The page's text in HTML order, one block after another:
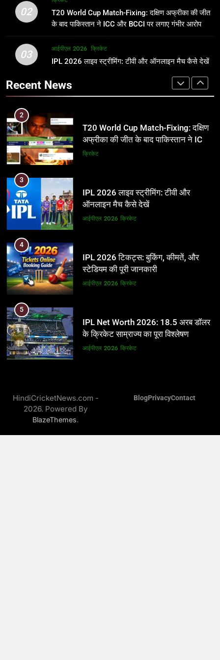
उम्र, परिवार, करियर और शादी से जुड़ी हर
जानकारी
क्रिकेट
2
T20 World Cup Match-Fixing: दक्षिण
3
IPL 2026 लाइव स्ट्रीमिंग: टीवी और
ऑनलाइन मैच कैसे देखें
आईपीएल 2026
4
IPL 2026 टिकट्स: बुकिंग, कीमतें, और
स्टेडियम की पूरी जानकारी
आईपीएल 2026 क्रिकेट
5
IPL Net Worth 2026: 18.5 अरब डॉलर
के क्रिकेट साम्राज्य का पूरा विश्लेषण
आईपीएल 2026 क्रिकेट
6
IPL टीम के मालिक: फ्रेंचाइजी के पीछे की
असली ताकत
आईपीएल 2026 क्रिकेट
विस्तृत विश्लेषण (2008-2026)
क्रिकेट
8
02
T20 World Cup Match-Fixing: दक्षिण अफ्रीका की जीत
के बाद पाकिस्तान ने ICC और BCCI पर लगाए गंभीर आरोप
03 आईपीएल 2026 क्रिकेट
IPL 2026 लाइव स्ट्रीमिंग: टीवी और ऑनलाइन मैच कैसे देखें
Recent News
फाइनल में हो सकती है महा-भिड़ंत, जानें पूरा
समीकरण
T20 वर्ल्ड कप 2026
1
अर्जुन तेंदुलकर की पत्नी सानिया चंडोक:
उम्र, परिवार, करियर और शादी से जुड़ी हर
2
T20 World Cup Match-Fixing: दक्षिण
अफ्रीका की जीत के बाद पाकिस्तान ने ICC
और BCCI पर लगाए गंभीर आरोप
क्रिकेट
3
IPL 2026 लाइव स्ट्रीमिंग: टीवी और
ऑनलाइन मैच कैसे देखें
आईपीएल 2026 क्रिकेट
4
IPL 2026 टिकट्स: बुकिंग, कीमतें, और
स्टेडियम की पूरी जानकारी
आईपीएल 2026 क्रिकेट
5
IPL Net Worth 2026: 18.5 अरब डॉलर
के क्रिकेट साम्राज्य का पूरा विश्लेषण
आईपीएल 2026 क्रिकेट
असली ताकत
आईपीएल 2026
HindiCricketNews.com -
2026. Powered By
BlazeThemes.
BlogPrivacyContact